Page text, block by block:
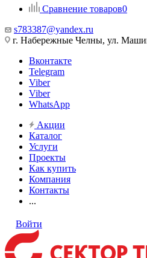
Сравнение товаров0
s783387@yandex.ru
г. Набережные Челны, ул.
Вконтакте
Telegram
Viber
Viber
WhatsApp
Акции
Каталог
Услуги
Проекты
Как купить
Компания
Контакты
...
Войти